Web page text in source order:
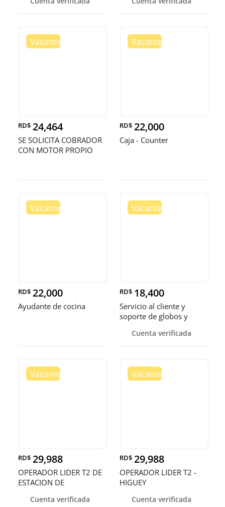
RD$ 24,464
SE SOLICITA COBRADOR
CON MOTOR PROPIO
RD$ 22,000
Caja - Counter
RD$ 22,000
Ayudante de cocina
RD$ 18,400
Servicio al cliente y
soporte de globos y
Cuenta verificada
RD$ 29,988
OPERADOR LIDER T2 DE
ESTACION DE
Cuenta verificada
RD$ 29,988
OPERADOR LIDER T2 -
HIGUEY
Cuenta verificada